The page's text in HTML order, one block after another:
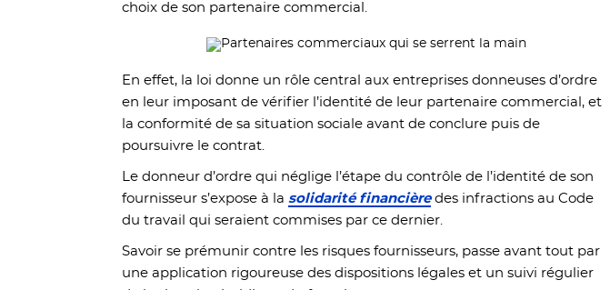
choix de son partenaire commercial.
En effet, la loi donne un rôle central aux entreprises donneuses d’ordre
en leur imposant de vérifier l’identité de leur partenaire commercial, et
la conformité de sa situation sociale avant de conclure puis de
poursuivre le contrat.
Le donneur d’ordre qui néglige l’étape du contrôle de l’identité de son
fournisseur s’expose à lasolidarité financièredes infractions au Code
du travail qui seraient commises par ce dernier.
Savoir se prémunir contre les risques fournisseurs, passe avant tout par
une application rigoureuse des dispositions légales et un suivi régulier